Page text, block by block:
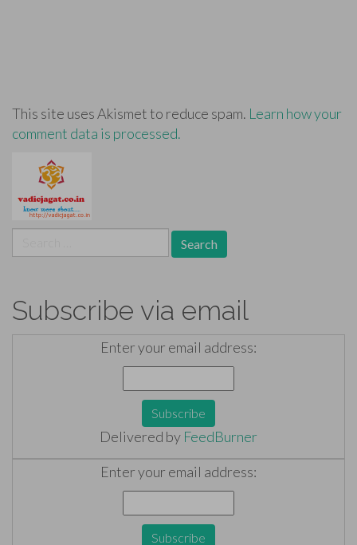
This site uses Akismet to reduce spam. Learn how your
comment data is processed.
for:
Subscribe via email
Enter your email address:
Delivered by FeedBurner
Enter your email address: